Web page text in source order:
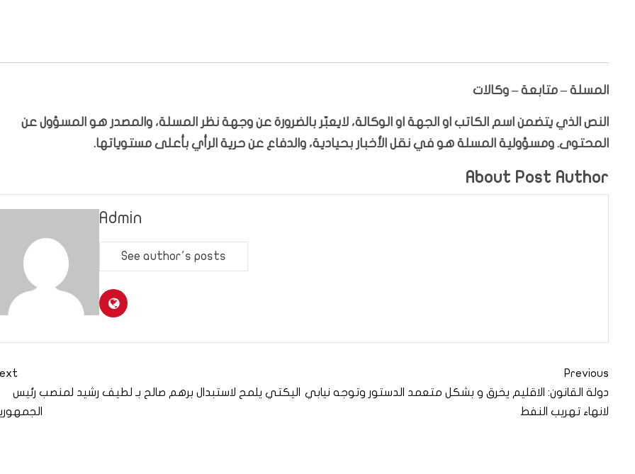
المسلة – متابعة – وكالات
النص الذي يتضمن اسم الكاتب او الجهة او الوكالة، لايعبّر بالضرورة عن وجهة نظر المسلة، والمصدر هو المسؤول عن
المحتوى. ومسؤولية المسلة هو في نقل الأخبار بحيادية، والدفاع عن حرية الرأي بأعلى مستوياتها.
About Post Author
Admin
See author's posts
Previous
دولة القانون: الاقليم يخرق و بشكل متعمد الدستور وتوجه نيابي
لانهاء تهريب النفط
اليكتي يلمح لاستبدال برهم صالح بـ لطيف رشيد لمنصب رئيس